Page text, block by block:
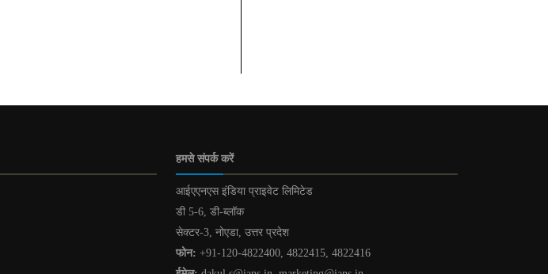
हमसे संपर्क करें
आईएएनएस इंडिया प्राइवेट लिमिटेड
डी 5-6, डी-ब्लॉक
सेक्टर-3, नोएडा, उत्तर प्रदेश
फोन: +91-120-4822400, 4822415, 4822416